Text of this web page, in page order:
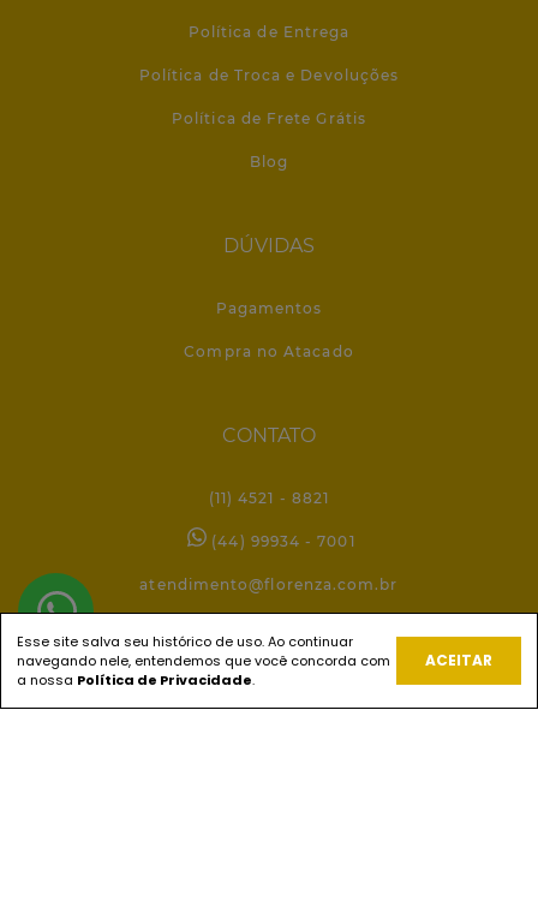
Política de Entrega
Política de Troca e Devoluções
Política de Frete Grátis
Blog
DÚVIDAS
Pagamentos
Compra no Atacado
CONTATO
(11) 4521 - 8821
(44) 99934 - 7001
atendimento@florenza.com.br
REDES SOCIAIS
Esse site salva seu histórico de uso. Ao continuar
navegando nele, entendemos que você concorda com
a nossa Política de Privacidade.
ACEITAR